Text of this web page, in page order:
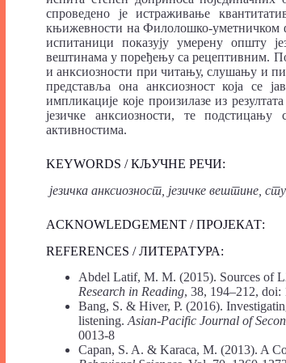
спроведено је истраживање
књижевности на Филолошко-уметничком
испитаници показују умерену општу
вештинама у поређењу са рецептивним.
и анксиозности при читању, слушању и
представља она анксиозност која се
импликације које произилазе из
језичке анксиозности, те подстицању
активностима.
KEYWORDS / КЉУЧНЕ РЕЧИ:
језичка анксиозност, језичке вештине,
ACKNOWLEDGEMENT / ПРОЈЕКАТ:
REFERENCES / ЛИТЕРАТУРА:
Abdel Latif, M. M. (2015). Sources of
Research in Reading, 38, 194–212, doi:
Bang, S. & Hiver, P. (2016).
listening. Asian-Pacific Journal of
0013-8
Capan, S. A. & Karaca, M. (2013). A